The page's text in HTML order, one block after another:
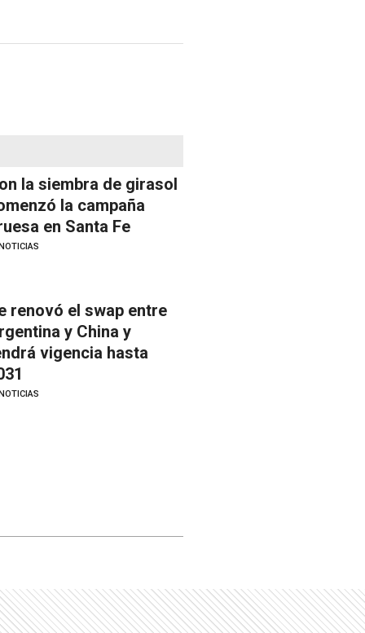
la siembra de girasol
la campaña
en Santa Fe
renovó el swap entre
y China y
vigencia hasta